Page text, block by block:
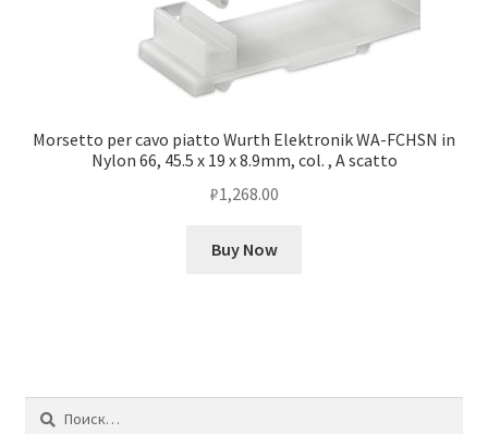
Morsetto per cavo piatto Wurth Elektronik WA-FCHSN in
Nylon 66, 45.5 x 19 x 8.9mm, col. , A scatto
₽1,268.00
Buy Now
Найти: